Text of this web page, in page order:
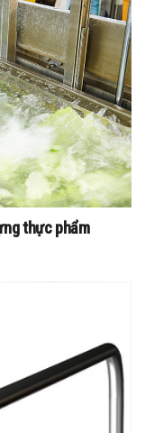
thực phẩm